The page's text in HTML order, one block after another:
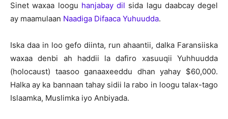
Sinet waxaa loogu hanjabay dil sida lagu daabcay degel
ay maamulaan Naadiga Difaaca Yuhuudda.
Iska daa in loo gefo diinta, run ahaantii, dalka Faransiiska
waxaa denbi ah haddii la dafiro xasuuqii Yuhhuudda
(holocaust) taasoo ganaaxeeddu dhan yahay $60,000.
Halka ay ka bannaan tahay sidii la rabo in loogu talax-tago
Islaamka, Muslimka iyo Anbiyada.